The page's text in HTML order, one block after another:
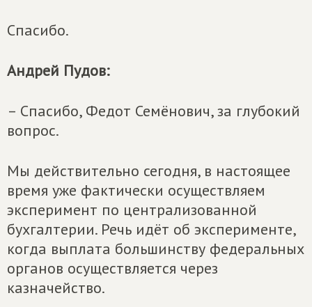
Спасибо.
Андрей Пудов:
– Спасибо, Федот Семёнович, за глубокий
вопрос.
Мы действительно сегодня, в настоящее
время уже фактически осуществляем
эксперимент по централизованной
бухгалтерии. Речь идёт об эксперименте,
когда выплата большинству федеральных
органов осуществляется через
казначейство.